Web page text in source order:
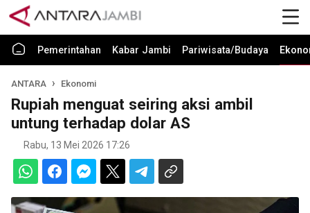
Pemerintahan Kabar Jambi Pariwisata/Budaya
ANTARA Ekonomi
Rupiah menguat seiring aksi ambil
untung terhadap dolar AS
Rabu, 13 Mei 2026 17:26